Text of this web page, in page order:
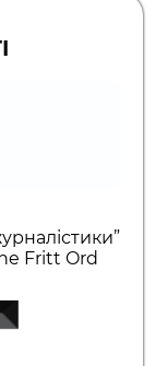
Fritt Ord